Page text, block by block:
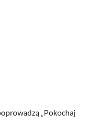
„Pokochaj